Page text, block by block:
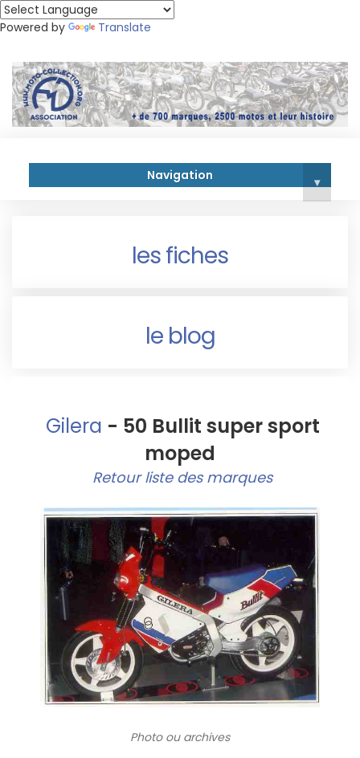
Powered by Translate
Navigation ▾
les fiches
le blog
Gilera - 50 Bullit super sport
moped
Retour liste des marques
Photo ou archives